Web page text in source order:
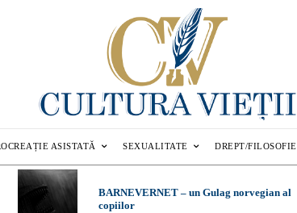
ASISTATĂ SEXUALITATE DREPT/FILOSOFIE
BARNEVERNET – un Gulag norvegian al
copiilor